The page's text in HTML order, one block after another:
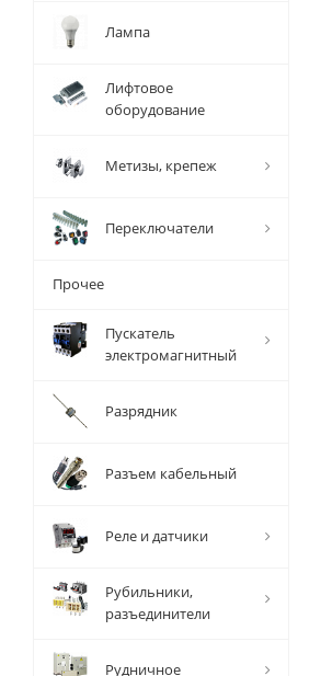
Лампа
Лифтовое
оборудование
Метизы, крепеж
Переключатели
Прочее
Пускатель
электромагнитный
Разрядник
Разъем кабельный
Реле и датчики
Рубильники,
разъединители
Рудничное